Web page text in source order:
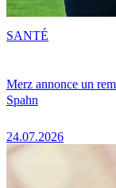
Merz annonce un
Spahn
24.07.2026
SANTÉ